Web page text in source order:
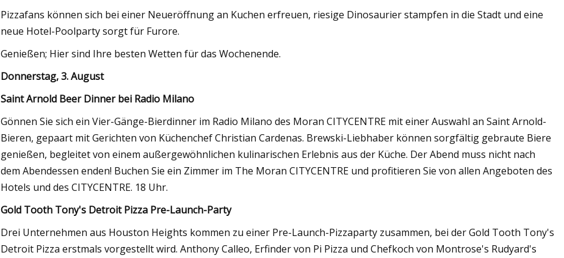
Pizzafans können sich bei einer Neueröffnung an Kuchen erfreuen, riesige Dinosaurier stampfen in die Stadt und eine
neue Hotel-Poolparty sorgt für Furore.
Genießen; Hier sind Ihre besten Wetten für das Wochenende.
Donnerstag, 3. August
Saint Arnold Beer Dinner bei Radio Milano
Gönnen Sie sich ein Vier-Gänge-Bierdinner im Radio Milano des Moran CITYCENTRE mit einer Auswahl an Saint Arnold-
Bieren, gepaart mit Gerichten von Küchenchef Christian Cardenas. Brewski-Liebhaber können sorgfältig gebraute Biere
genießen, begleitet von einem außergewöhnlichen kulinarischen Erlebnis aus der Küche. Der Abend muss nicht nach
dem Abendessen enden! Buchen Sie ein Zimmer im The Moran CITYCENTRE und profitieren Sie von allen Angeboten des
Hotels und des CITYCENTRE. 18 Uhr.
Gold Tooth Tony's Detroit Pizza Pre-Launch-Party
Drei Unternehmen aus Houston Heights kommen zu einer Pre-Launch-Pizzaparty zusammen, bei der Gold Tooth Tony's
Detroit Pizza erstmals vorgestellt wird. Anthony Calleo, Erfinder von Pi Pizza und Chefkoch von Montrose's Rudyard's